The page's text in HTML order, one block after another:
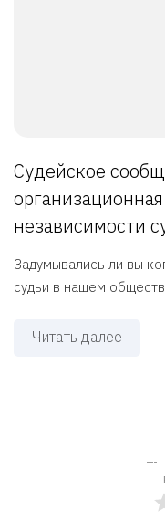
Судейское
независимости
Задумывались ли вы
судьи в нашем
Читать далее